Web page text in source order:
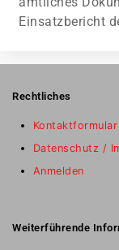
Einsatzbericht
Rechtliches
Kontaktformular
Datenschutz /
Anmelden
Weiterführende